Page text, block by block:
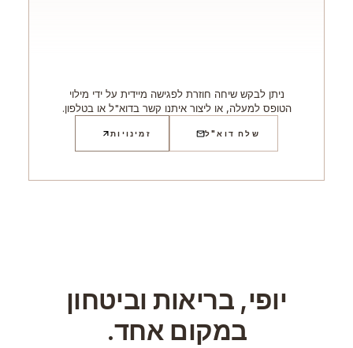
ניתן לבקש שיחה חוזרת לפגישה מיידית על ידי מילוי
הטופס למעלה, או ליצור איתנו קשר בדוא"ל או בטלפון.
שלח דוא"ל זמינויות
יופי, בריאות וביטחון
במקום אחד.